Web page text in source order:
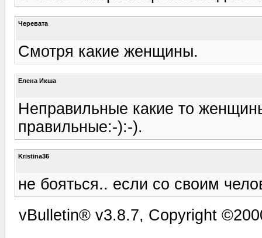
Черевата
Смотря какие женщины.
Елена Икша
Неправильные какие то
правильные:-):-).
Kristina36
не бояться.. если со своим
vBulletin® v3.8.7, Copyright